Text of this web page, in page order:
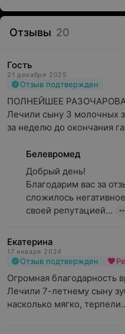
в «Белевромед»:
Визуальный осмотр
Осмотр
необходимости)
Составление плана
Подбор средства
Отзывы 20
Гость
21 декабря 2025
Отзыв подтвержден
ПОЛНЕЙШЕЕ
Лечили сыну 3 молочных
за неделю до окончания
Белевромед
Добрый день!
Благодарим вас за
сложилось
своей репутацией...
Екатерина
17 января 2024
Отзыв подтвержден
Огромная благодарность
Лечили 7-летнему сыну
насколько мягко,